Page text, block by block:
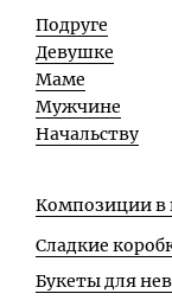
Подруге
Девушке
Маме
Мужчине
Начальству
Композиции в
Сладкие
Букеты для